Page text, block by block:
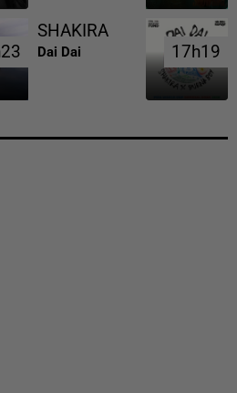
SHAKIRA
Dai Dai 17h19
17h19